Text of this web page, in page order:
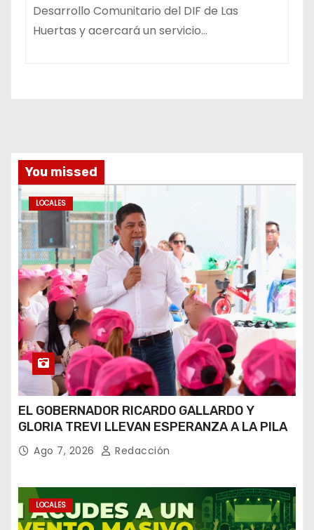
Desarrollo Comunitario del DIF de Las
Huertas y acercará un servicio…
You missed
LOCALES
EL GOBERNADOR RICARDO GALLARDO Y
GLORIA TREVI LLEVAN ESPERANZA A LA PILA
Ago 7, 2026 Redacción
LOCALES